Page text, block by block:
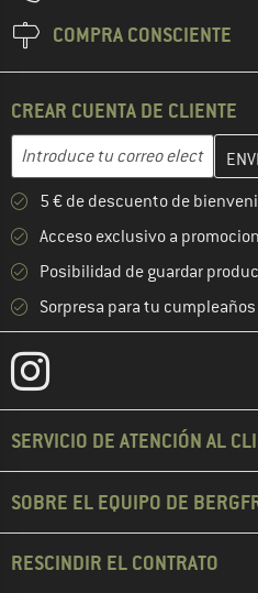
COMPRA CONSCIENTE
CREAR CUENTA DE CLIENTE
Dirección de correo electrónico
Introduce aquí tu dirección de
5 € de descuento de
Acceso exclusivo a
Posibilidad de guardar
Sorpresa para tu cumpleaños
SERVICIO DE ATENCIÓN AL
SOBRE EL EQUIPO DE
RESCINDIR EL CONTRATO